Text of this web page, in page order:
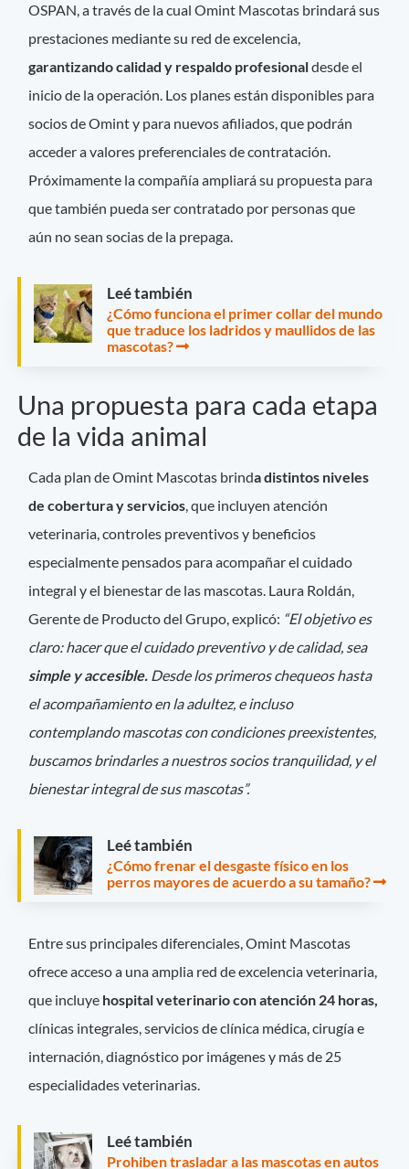
OSPAN, a través de la cual Omint Mascotas brindará sus
prestaciones mediante su red de excelencia,
garantizando calidad y respaldo profesionaldesde el
inicio de la operación. Los planes están disponibles para
socios de Omint y para nuevos afiliados, que podrán
acceder a valores preferenciales de contratación.
Próximamente la compañía ampliará su propuesta para
que también pueda ser contratado por personas que
aún no sean socias de la prepaga.
Leé también
¿Cómo funciona el primer collar del mundo
que traduce los ladridos y maullidos de las
mascotas?
Una propuesta para cada etapa
de la vida animal
Cada plan de Omint Mascotas brinda distintos niveles
de cobertura y servicios , que incluyen atención
veterinaria, controles preventivos y beneficios
especialmente pensados para acompañar el cuidado
integral y el bienestar de las mascotas. Laura Roldán,
Gerente de Producto del Grupo, explicó: “El objetivo es
claro: hacer que el cuidado preventivo y de calidad, sea
simple y accesible. Desde los primeros chequeos hasta
el acompañamiento en la adultez, e incluso
contemplando mascotas con condiciones preexistentes,
buscamos brindarles a nuestros socios tranquilidad, y el
bienestar integral de sus mascotas”.
Leé también
¿Cómo frenar el desgaste físico en los
perros mayores de acuerdo a su tamaño?
Entre sus principales diferenciales, Omint Mascotas
ofrece acceso a una amplia red de excelencia veterinaria,
que incluye hospital veterinario con atención 24 horas,
clínicas integrales, servicios de clínica médica, cirugía e
internación, diagnóstico por imágenes y más de 25
especialidades veterinarias.
Leé también
Prohiben trasladar a las mascotas en autos